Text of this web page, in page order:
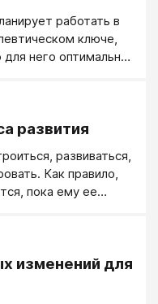
создать новый
работать в
ключе,
него оптимально
в процессе
планах вести
развития
развиваться,
Как правило,
пока ему ее
изменений для